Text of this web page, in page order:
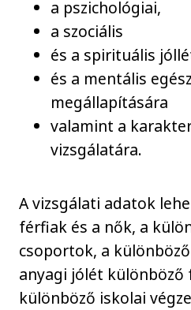
a pszichológiai,
a szociális
és a spirituális
és a mentális
megállapítására
valamint a
vizsgálatára.
A vizsgálati adatok
férfiak és a nők, a
csoportok, a
anyagi jólét különböző
különböző iskolai